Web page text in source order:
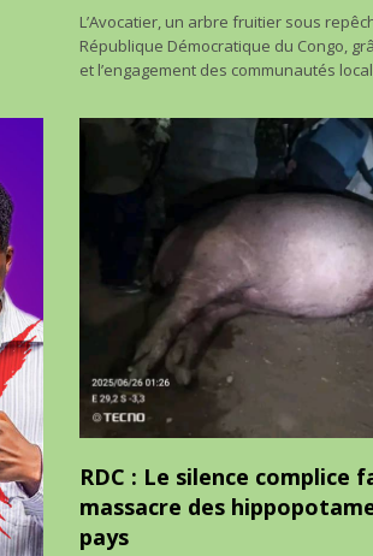
L’Avocatier, un arbre fruitier sous
République Démocratique du Congo,
et l’engagement des communautés
RDC : Le silence complice
massacre des
pays